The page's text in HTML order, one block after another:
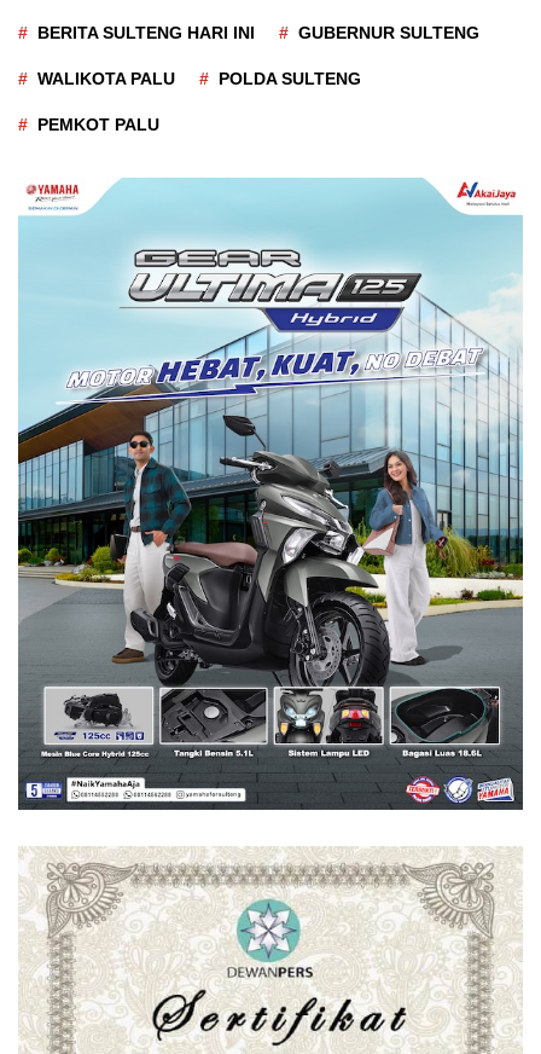
BERITA SULTENG HARI INI GUBERNUR SULTENG
WALIKOTA PALU POLDA SULTENG
PEMKOT PALU